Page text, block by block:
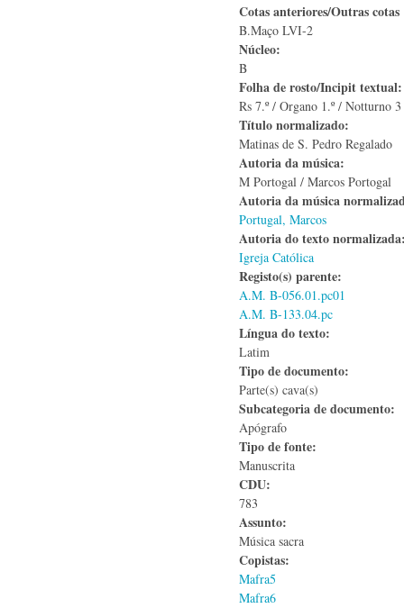
Cotas anteriores/Outras
B.Maço LVI-2
Núcleo:
B
Folha de rosto/Incipit
Rs 7.º / Organo 1.º / Notturno
Título normalizado:
Matinas de S. Pedro Regalado
Autoria da música:
M Portogal / Marcos Portogal
Autoria da música
Portugal, Marcos
Autoria do texto
Igreja Católica
Registo(s) parente:
A.M. B-056.01.pc01
A.M. B-133.04.pc
Língua do texto:
Latim
Tipo de documento:
Parte(s) cava(s)
Subcategoria de documento:
Apógrafo
Tipo de fonte:
Manuscrita
CDU:
783
Assunto:
Música sacra
Copistas:
Mafra5
Mafra6